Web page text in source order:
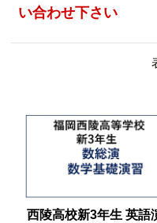
い合わせ下さい
西陵高校新3年生 英語